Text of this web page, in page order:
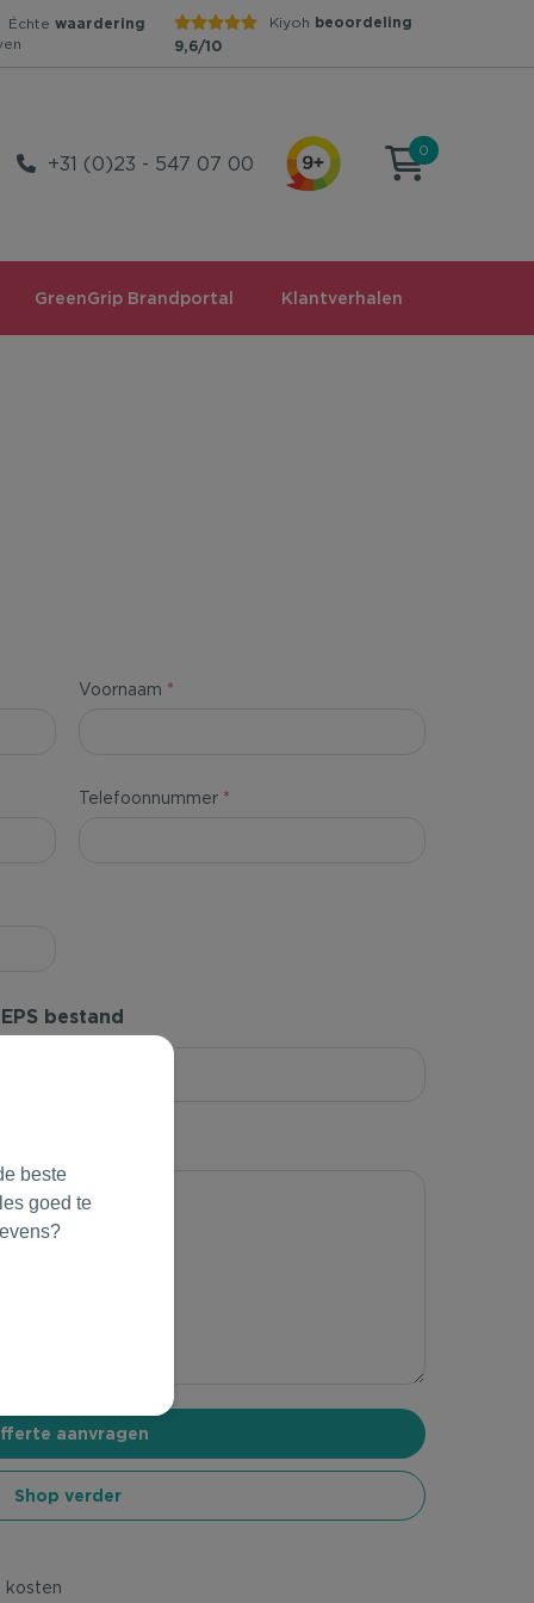
Échte waardering
Kiyoh beoordeling
9,6/10
+31 (0)23 - 547 07 00
0
GreenGrip Brandportal Klantverhalen
Voornaam *
Telefoonnummer *
bestand
Shop verder
kosten
beste
goed te